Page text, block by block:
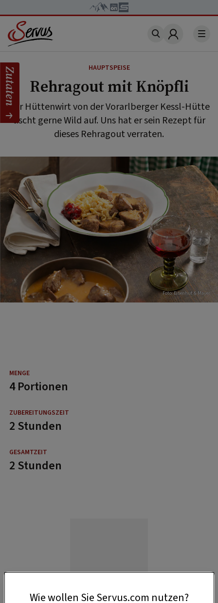
Account
HAUPTSPEISE
Rehragout mit Knöpfli
Der Hüttenwirt von der Vorarlberger Kessl-Hütte
tischt gerne Wild auf. Uns hat er sein Rezept für
dieses Rehragout verraten.
Foto: Eisenhut & Mayer
4 Portionen
2 Stunden
2 Stunden
Zutaten
Wie wollen Sie Servus.com nutzen?